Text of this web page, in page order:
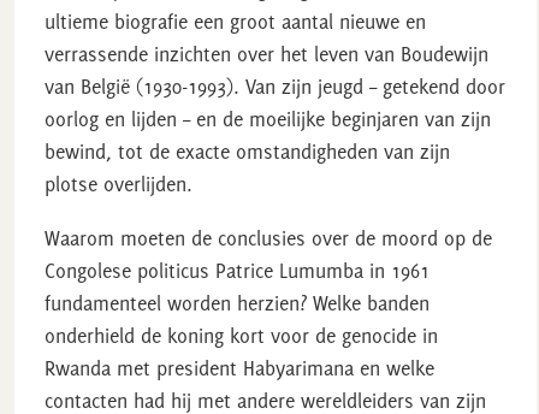
ultieme biografie een groot aantal nieuwe en
verrassende inzichten over het leven van Boudewijn
van België (1930-1993). Van zijn jeugd – getekend door
oorlog en lijden – en de moeilijke beginjaren van zijn
bewind, tot de exacte omstandigheden van zijn
plotse overlijden.
Waarom moeten de conclusies over de moord op de
Congolese politicus Patrice Lumumba in 1961
fundamenteel worden herzien? Welke banden
onderhield de koning kort voor de genocide in
Rwanda met president Habyarimana en welke
contacten had hij met andere wereldleiders van zijn